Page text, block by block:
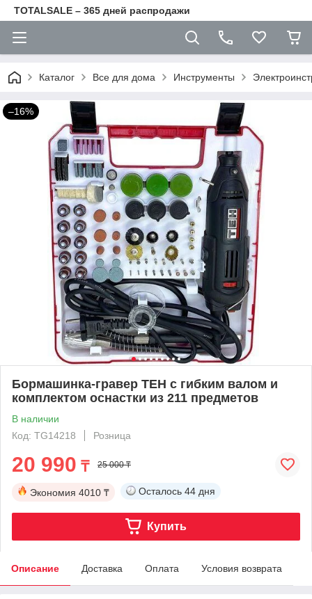
TOTALSALE – 365 дней распродажи
Каталог Все для дома Инструменты
–16%
Бормашинка-гравер TEH с гибким валом и
комплектом оснастки из 211 предметов
В наличии
Код: TG14218
Розница
20 990 ₸ 25 000 ₸
Экономия 4010 ₸ Осталось 44 дня
Купить
Описание Доставка Оплата Условия возврата